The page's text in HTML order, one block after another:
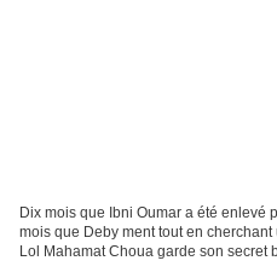
Dix mois que Ibni Oumar a été enlevé
mois que Deby ment tout en
Lol Mahamat Choua garde son secret